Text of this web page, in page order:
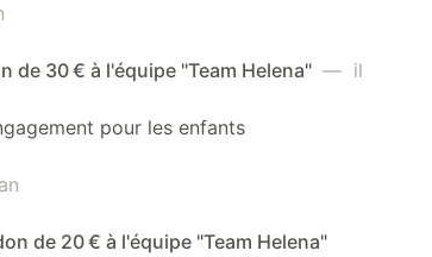
de 30 € à l'équipe "Team Helena" — il
pour les enfants
de 20 € à l'équipe "Team Helena"